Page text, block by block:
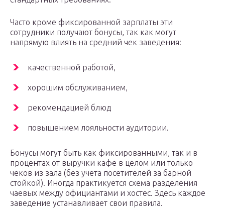
Часто кроме фиксированной зарплаты эти
сотрудники получают бонусы, так как могут
напрямую влиять на средний чек заведения:
качественной работой,
хорошим обслуживанием,
рекомендацией блюд
повышением лояльности аудитории.
Бонусы могут быть как фиксированными, так и в
процентах от выручки кафе в целом или только
чеков из зала (без учета посетителей за барной
стойкой). Иногда практикуется схема разделения
чаевых между официантами и хостес. Здесь каждое
заведение устанавливает свои правила.